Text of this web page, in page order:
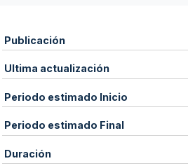
Publicación
Ultima actualización
Periodo estimado Inicio
Periodo estimado Final
Duración